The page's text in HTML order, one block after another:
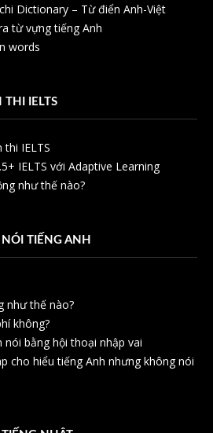
Dictionary – Từ điển Anh-Việt
từ vựng tiếng Anh
words
THI IELTS
thi IELTS
IELTS với Adaptive Learning
như thế nào?
TIẾNG ANH
như thế nào?
không?
nói bằng hội thoại nhập vai
cho hiểu tiếng Anh nhưng không nói